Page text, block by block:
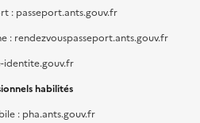
: passeport.ants.gouv.fr
: rendezvouspasseport.ants.gouv.fr
identite.gouv.fr
habilités
: pha.ants.gouv.fr